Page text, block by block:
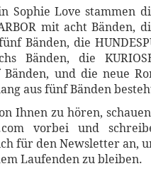
Sophie Love stammen
mit acht Bänden,
Bänden, die
Bänden, die
und die neue
aus fünf Bänden
Ihnen zu hören,
vorbei und
für den Newsletter an,
Laufenden zu bleiben.